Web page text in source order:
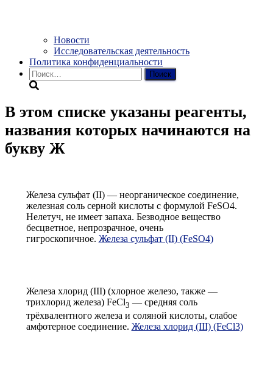
Новости
Исследовательская деятельность
Политика конфиденциальности
Найти:
В этом списке указаны реагенты,
названия которых начинаются на
букву Ж
Железа сульфат (II) — неорганическое соединение,
железная соль серной кислоты с формулой FeSO4.
Нелетуч, не имеет запаха. Безводное вещество
бесцветное, непрозрачное, очень
гигроскопичное. Железа сульфат (II) (FeSO4)
Железа хлорид (III) (хлорное железо, также —
трихлорид железа) FeCl3 — средняя соль
трёхвалентного железа и соляной кислоты, слабое
амфотерное соединение. Железа хлорид (III) (FeCl3)